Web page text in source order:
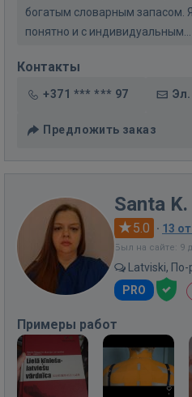
богатым словарным запасом.
понятно и с индивидуальным...
Контакты
+371 *** *** 97 Эл.
Предложить заказ
Santa K.
5.0 · 13
Был на сайте: 9
Latviski, По-
PRO
Примеры работ